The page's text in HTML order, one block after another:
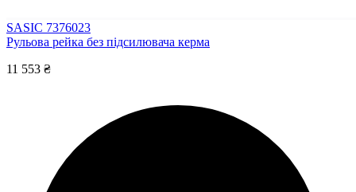
SASIC 7376023
Рульова рейка без підсилювача керма
11 553 ₴